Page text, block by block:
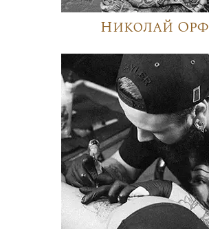
Николай Орф